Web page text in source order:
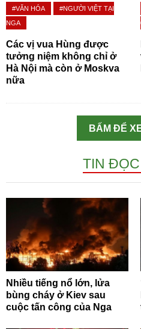
#VĂN HÓA
#NGƯỜI VIỆT TẠI
NGA
Các vị vua Hùng được
tưởng niệm không chỉ ở
Hà Nội mà còn ở Moskva
nữa
BẤM ĐỂ
TIN
Nhiều tiếng nổ lớn, lửa
bùng cháy ở Kiev sau
cuộc tấn công của Nga